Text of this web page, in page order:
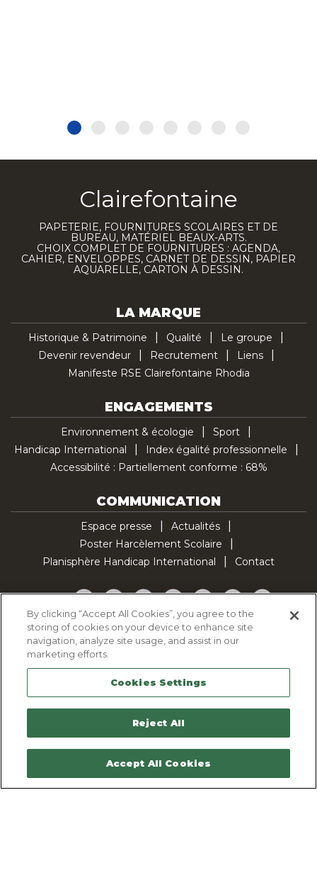
Clairefontaine
PAPETERIE, FOURNITURES SCOLAIRES ET DE
BUREAU, MATÉRIEL BEAUX-ARTS.
CHOIX COMPLET DE FOURNITURES : AGENDA,
CAHIER, ENVELOPPES, CARNET DE DESSIN, PAPIER
AQUARELLE, CARTON À DESSIN.
LA MARQUE
Historique & Patrimoine Qualité
Le groupe
Devenir revendeur
Recrutement
Liens
Manifeste RSE Clairefontaine Rhodia
ENGAGEMENTS
Environnement & écologie
Sport
Handicap International
Index égalité professionnelle
Accessibilité : Partiellement conforme : 68%
COMMUNICATION
Espace presse
Actualités
Poster Harcèlement Scolaire
Planisphère Handicap International
Contact
Facebook
TwitterYouTubePinterestInstagramLinkedInTikTok
Politique d'utilisation des cookies
Politique de confidentialité
Mentions légales
Plan du site
Contactez-nous
By clicking “Accept All Cookies”, you agree to the
storing of cookies on your device to enhance site
navigation, analyze site usage, and assist in our
marketing efforts.
Cookies Settings
Reject All
Accept All Cookies